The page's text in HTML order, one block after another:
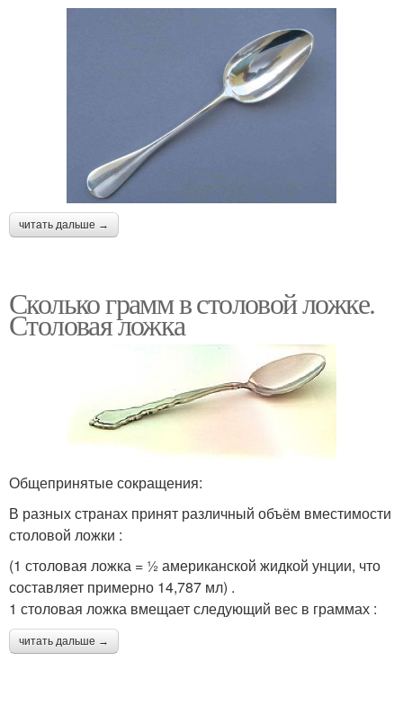
читать дальше →
Сколько грамм в столовой ложке.
Столовая ложка
Общепринятые сокращения:
В разных странах принят различный объём вместимости
столовой ложки :
(1 столовая ложка = ½ американской жидкой унции, что
составляет примерно 14,787 мл) .
1 столовая ложка вмещает следующий вес в граммах :
читать дальше →